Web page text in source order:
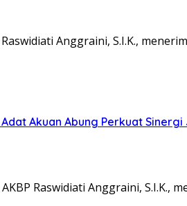
Anggraini, S.I.K.,
Akuan Abung Perkuat
Raswidiati Anggraini, S.I.K.,